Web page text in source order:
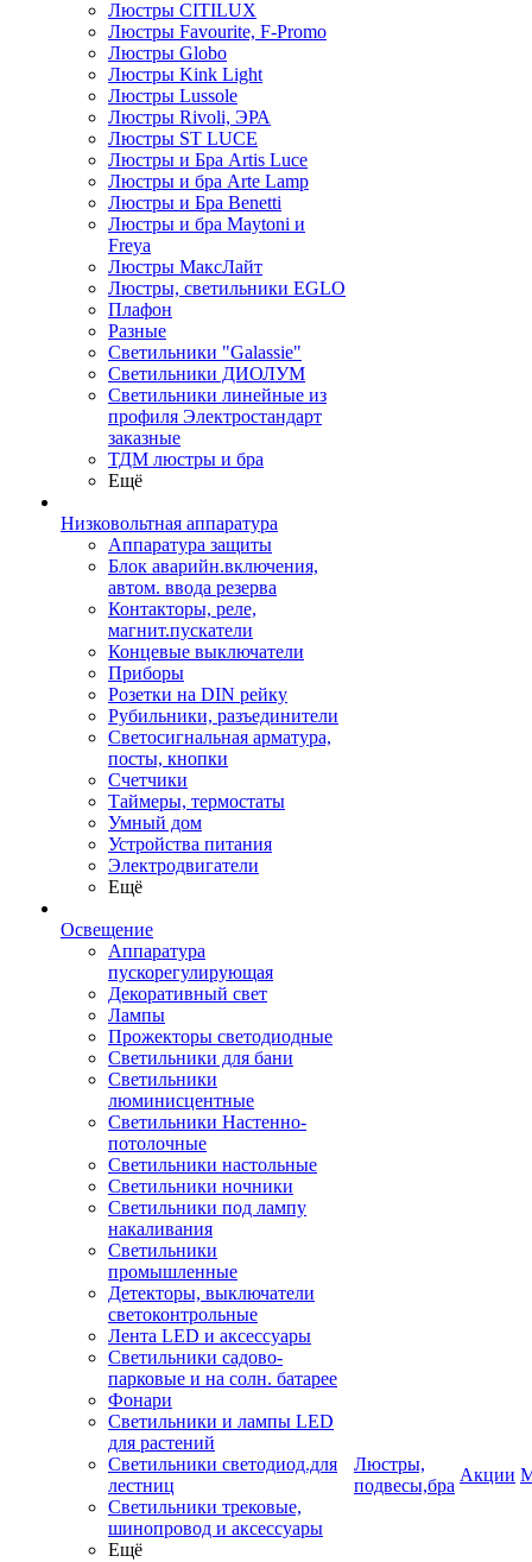
Люстры CITILUX
Люстры Favourite, F-Promo
Люстры Globo
Люстры Kink Light
Люстры Lussole
Люстры Rivoli, ЭРА
Люстры ST LUCE
Люстры и Бра Artis Luce
Люстры и бра Arte Lamp
Люстры и Бра Benetti
Люстры и бра Maytoni и
Freya
Люстры МаксЛайт
Люстры, светильники EGLO
Плафон
Разные
Светильники "Galassie"
Светильники ДИОЛУМ
Светильники линейные из
профиля Электростандарт
заказные
ТДМ люстры и бра
Ещё
Низковольтная аппаратура
Аппаратура защиты
Блок аварийн.включения,
автом. ввода резерва
Контакторы, реле,
магнит.пускатели
Концевые выключатели
Приборы
Розетки на DIN рейку
Рубильники, разъединители
Светосигнальная арматура,
посты, кнопки
Счетчики
Таймеры, термостаты
Умный дом
Устройства питания
Электродвигатели
Ещё
Освещение
Аппаратура
пускорегулирующая
Декоративный свет
Лампы
Прожекторы светодиодные
Светильники для бани
Светильники
люминисцентные
Светильники Настенно-
потолочные
Светильники настольные
Светильники ночники
Светильники под лампу
накаливания
Светильники
промышленные
Детекторы, выключатели
светоконтрольные
Лента LED и аксессуары
Светильники садово-
парковые и на солн. батарее
Фонари
Светильники и лампы LED
для растений
Светильники светодиод.для
лестниц
Светильники трековые,
шинопровод и аксессуары
Ещё
Люстры,
подвесы,бра
Акции